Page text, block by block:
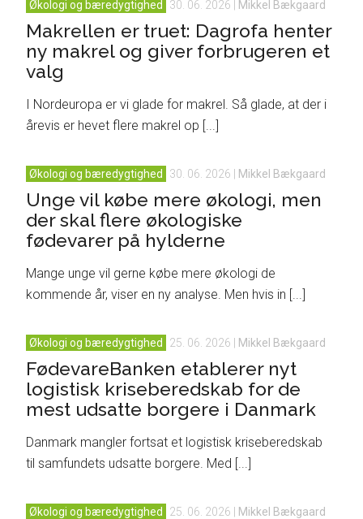
Økologi og bæredygtighed 30. 06. 2026 Mikkel Bækgaard
Makrellen er truet: Dagrofa henter
ny makrel og giver forbrugeren et
valg
I Nordeuropa er vi glade for makrel. Så glade, at der i
årevis er hevet flere makrel op [...]
Økologi og bæredygtighed 30. 06. 2026 Mikkel Bækgaard
Unge vil købe mere økologi, men
der skal flere økologiske
fødevarer på hylderne
Mange unge vil gerne købe mere økologi de
kommende år, viser en ny analyse. Men hvis in [...]
Økologi og bæredygtighed 25. 06. 2026 Mikkel Bækgaard
FødevareBanken etablerer nyt
logistisk kriseberedskab for de
mest udsatte borgere i Danmark
Danmark mangler fortsat et logistisk kriseberedskab
til samfundets udsatte borgere. Med [...]
Økologi og bæredygtighed 25. 06. 2026 Mikkel Bækgaard